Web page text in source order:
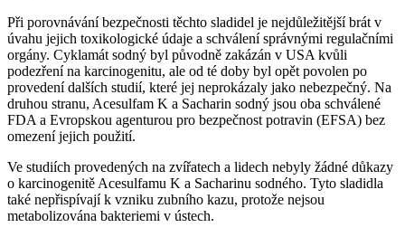
Při porovnávání bezpečnosti těchto sladidel je nejdůležitější brát v
úvahu jejich toxikologické údaje a schválení správnými regulačními
orgány. Cyklamát sodný byl původně zakázán v USA kvůli
podezření na karcinogenitu, ale od té doby byl opět povolen po
provedení dalších studií, které jej neprokázaly jako nebezpečný. Na
druhou stranu, Acesulfam K a Sacharin sodný jsou oba schválené
FDA a Evropskou agenturou pro bezpečnost potravin (EFSA) bez
omezení jejich použití.
Ve studiích provedených na zvířatech a lidech nebyly žádné důkazy
o karcinogenitě Acesulfamu K a Sacharinu sodného. Tyto sladidla
také nepřispívají k vzniku zubního kazu, protože nejsou
metabolizována bakteriemi v ústech.